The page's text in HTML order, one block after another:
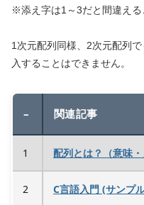
※添え字は1～3だと間違え
1次元配列同様、2次元配列
入することはできません。
– 関連記事
1 配列とは？（意味
2 C言語入門 (サンプ